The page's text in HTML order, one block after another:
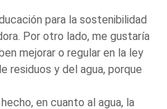
para la sostenibilidad
Por otro lado, me gustaría
mejorar o regular en la ley
residuos y del agua, porque
en cuanto al agua, la